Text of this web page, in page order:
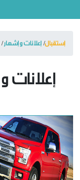
إستقبال إعلانات و إشهار